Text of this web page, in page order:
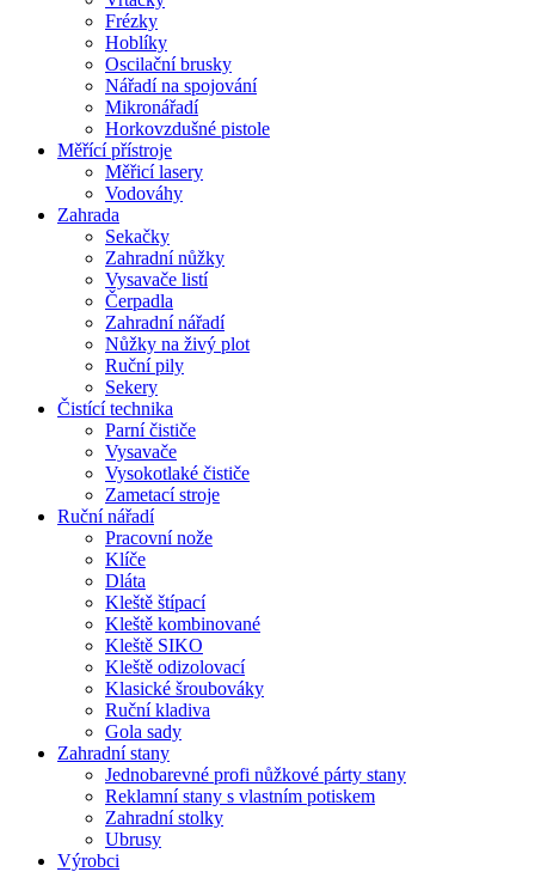
Frézky
Hoblíky
Oscilační brusky
Nářadí na spojování
Mikronářadí
Horkovzdušné pistole
Měřící přístroje
Měřicí lasery
Vodováhy
Zahrada
Sekačky
Zahradní nůžky
Vysavače listí
Čerpadla
Zahradní nářadí
Nůžky na živý plot
Ruční pily
Sekery
Čistící technika
Parní čističe
Vysavače
Vysokotlaké čističe
Zametací stroje
Ruční nářadí
Pracovní nože
Klíče
Dláta
Kleště štípací
Kleště kombinované
Kleště SIKO
Kleště odizolovací
Klasické šroubováky
Ruční kladiva
Gola sady
Zahradní stany
Jednobarevné profi nůžkové párty stany
Reklamní stany s vlastním potiskem
Zahradní stolky
Ubrusy
Výrobci